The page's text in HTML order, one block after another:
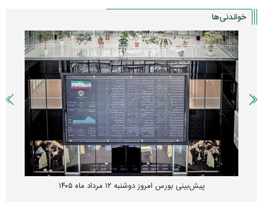
خواندنی‌ها
پیش‌بینی بورس امروز دوشنبه ۱۲ مرداد ماه ۱۴۰۵